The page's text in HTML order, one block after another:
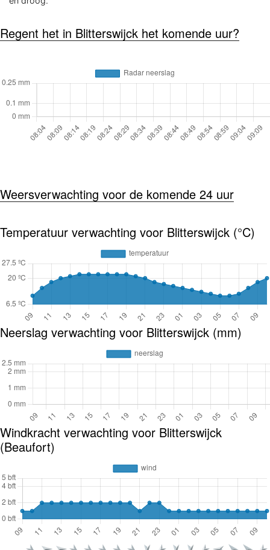
Regent het in Blitterswijck het komende uur?
Weersverwachting voor de komende 24 uur
Temperatuur verwachting voor Blitterswijck (°C)
Neerslag verwachting voor Blitterswijck (mm)
Windkracht verwachting voor Blitterswijck
(Beaufort)